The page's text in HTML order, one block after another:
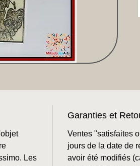
Les
Garanties et
Ventes "satisfaites
jours de la date de
avoir été modifiés